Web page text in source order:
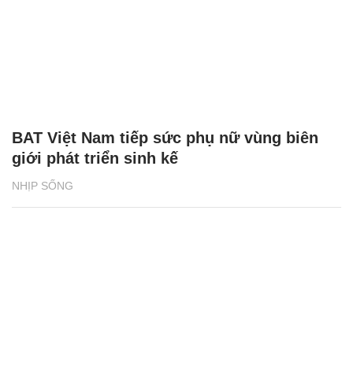
NHỊP SỐNG
BAT Việt Nam tiếp sức phụ nữ vùng biên
giới phát triển sinh kế